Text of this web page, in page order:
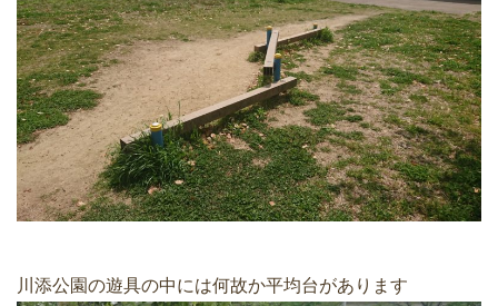
川添公園の遊具の中には何故か平均台があります